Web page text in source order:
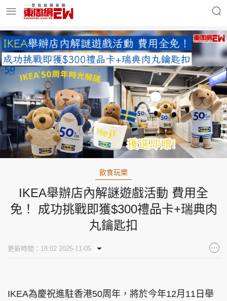
明星名人 時事財經
東周Ladies 優享生活
東周食玩通 會員活動
玄學靈異 東周專欄
東周刊 cazbuyer 東Touch
飲食玩樂
IKEA舉辦店內解謎遊戲活動 費用全
免！ 成功挑戰即獲$300禮品卡+瑞典肉
丸鑰匙扣
更新時間：18:02 2025-11-05
IKEA為慶祝進駐香港50周年，將於今年12月11日舉